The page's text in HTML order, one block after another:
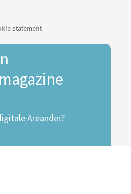
statement
Areander?